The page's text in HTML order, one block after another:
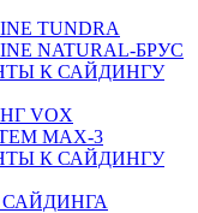
TUNDRA
NATURAL-БРУС
К САЙДИНГУ
VOX
MAX-3
К САЙДИНГУ